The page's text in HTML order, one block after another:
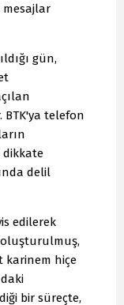
mesajlar
gün,
BTK'ya telefon
dikkate
delil
edilerek
karinem hiçe
bir süreçte,